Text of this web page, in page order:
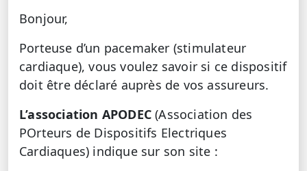
Bonjour,
Porteuse d’un pacemaker (stimulateur
cardiaque), vous voulez savoir si ce dispositif
doit être déclaré auprès de vos assureurs.
L’association APODEC (Association des
POrteurs de Dispositifs Electriques
Cardiaques) indique sur son site :